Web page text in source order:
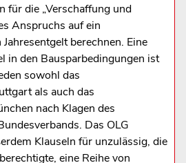
für die „Verschaffung und
Anspruchs auf ein
berechnen. Eine
in den Bausparbedingungen ist
sowohl das
als auch das
nach Klagen des
Das OLG
Klauseln für unzulässig, die
eine Reihe von